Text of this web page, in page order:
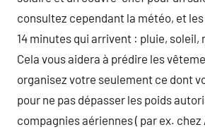
consultez cependant la météo, et
14 minutes qui arrivent : pluie,
Cela vous aidera à prédire les
organisez votre seulement ce dont
pour ne pas dépasser les poids
compagnies aériennes ( par ex.